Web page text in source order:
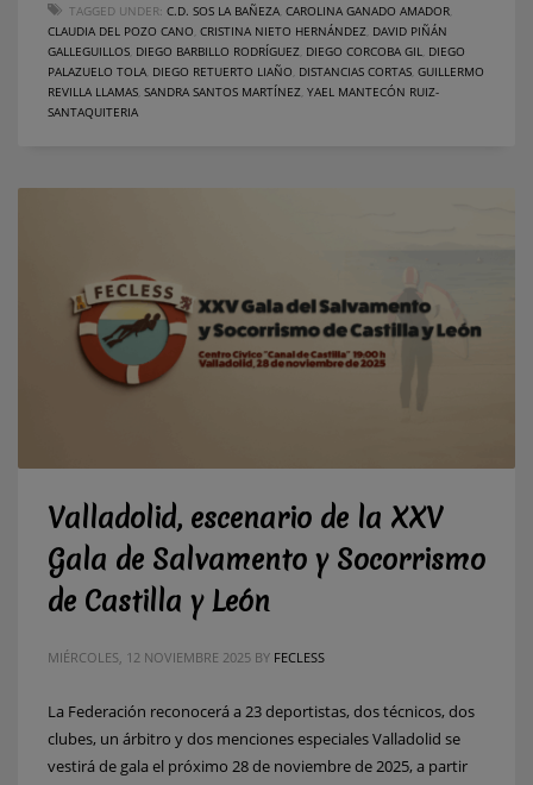
TAGGED UNDER: C.D. SOS LA BAÑEZA CAROLINA GANADO AMADOR
CLAUDIA DEL POZO CANO CRISTINA NIETO HERNÁNDEZ DAVID PIÑÁN
GALLEGUILLOS DIEGO BARBILLO RODRÍGUEZ DIEGO CORCOBA GIL
DIEGO
PALAZUELO TOLA DIEGO RETUERTO LIAÑO DISTANCIAS CORTAS GUILLERMO
REVILLA LLAMAS SANDRA SANTOS MARTÍNEZ YAEL MANTECÓN RUIZ-
SANTAQUITERIA
Valladolid, escenario de la XXV
Gala de Salvamento y Socorrismo
de Castilla y León
MIÉRCOLES, 12 NOVIEMBRE 2025 BY FECLESS
La Federación reconocerá a 23 deportistas, dos técnicos, dos
clubes, un árbitro y dos menciones especiales Valladolid se
vestirá de gala el próximo 28 de noviembre de 2025, a partir